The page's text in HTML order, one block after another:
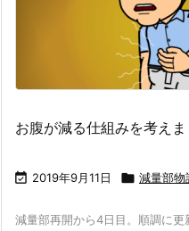
お腹が減る仕組みを考え
 2019年9月11日  減量部物
減量部再開から4日目。順調に